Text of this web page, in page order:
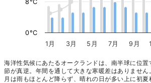
1月 3月 5月 7月 9月
0°C
8°C
海洋性気候にあたるオークランドは、南半球に位
節が真逆。年間を通して大きな寒暖差はありませ
月は雨もほとんど降らず、晴れの日が多い上に初